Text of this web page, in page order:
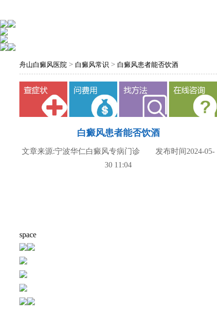
舟山白癜风医院 > 白癜风常识 > 白癜风患者能否饮酒
白癜风患者能否饮酒
文章来源:宁波华仁白癜风专病门诊 发布时间2024-05-
30 11:04
space